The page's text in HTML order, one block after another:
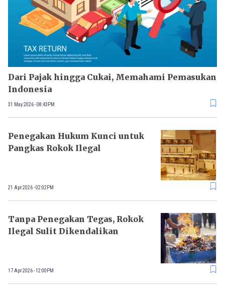
Dari Pajak hingga Cukai, Memahami Pemasukan
Indonesia
31 May 2026 - 08:43PM
Penegakan Hukum Kunci untuk
Pangkas Rokok Ilegal
21 Apr 2026 - 02:02PM
Tanpa Penegakan Tegas, Rokok
Ilegal Sulit Dikendalikan
17 Apr 2026 - 12:00PM